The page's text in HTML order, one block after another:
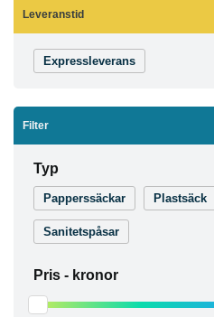
Leveranstid
Expressleverans
Filter
Typ
Papperssäckar Plastsäck
Sanitetspåsar
Pris - kronor